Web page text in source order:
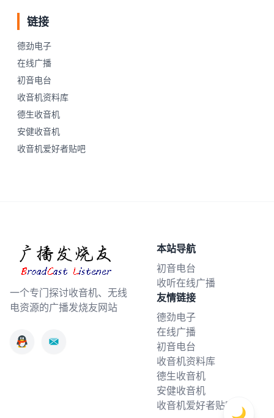
链接
德劲电子
在线广播
初音电台
收音机资料库
德生收音机
安健收音机
收音机爱好者贴吧
一个专门探讨收音机、无线
电资源的广播发烧友网站
本站导航
初音电台
收听在线广播
友情链接
德劲电子
在线广播
初音电台
收音机资料库
德生收音机
安健收音机
收音机爱好者贴吧 🌙